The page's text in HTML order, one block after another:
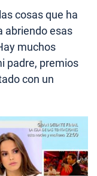
cosas que ha
abriendo esas
muchos
padre, premios
con un